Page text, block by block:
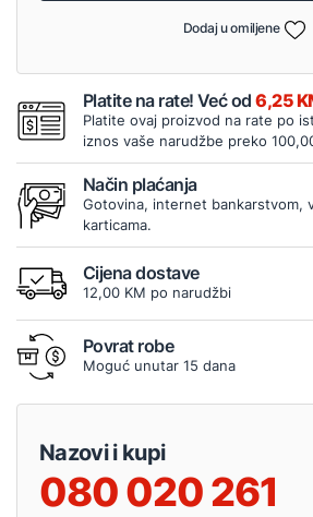
Dodaj u omiljene
Platite na rate! Već od6,25
Platite ovaj proizvod na rate po
iznos vaše narudžbe preko
Način plaćanja
Gotovina, internet bankarstvom,
karticama.
Cijena dostave
12,00 KM po narudžbi
Povrat robe
Moguć unutar 15 dana
Nazovi i kupi
080 020 261